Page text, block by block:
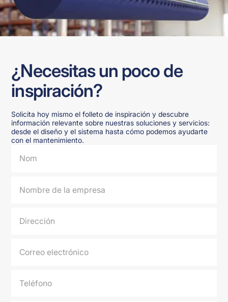
¿Necesitas un poco de
inspiración?
Solicita hoy mismo el folleto de inspiración y descubre
información relevante sobre nuestras soluciones y servicios:
desde el diseño y el sistema hasta cómo podemos ayudarte
con el mantenimiento.